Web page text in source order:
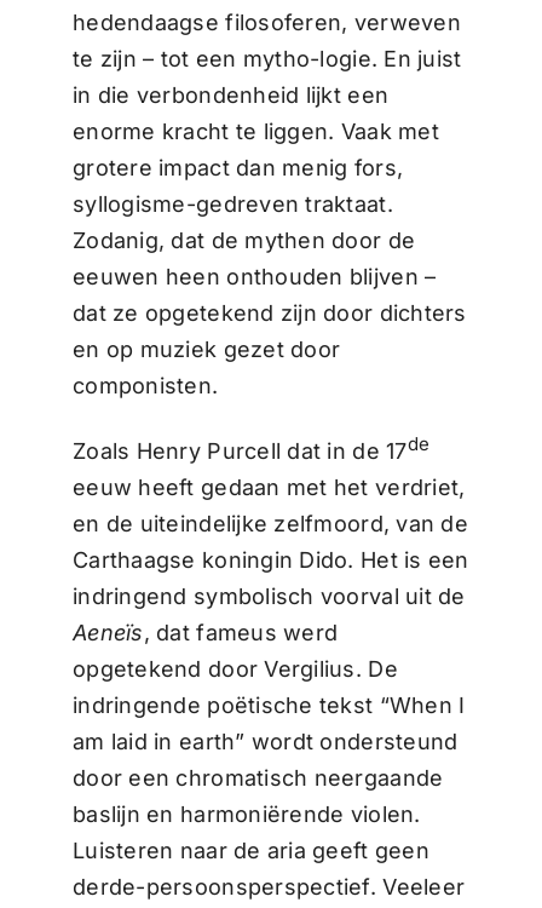
hedendaagse filosoferen, verweven
te zijn – tot een mytho-logie. En juist
in die verbondenheid lijkt een
enorme kracht te liggen. Vaak met
grotere impact dan menig fors,
syllogisme-gedreven traktaat.
Zodanig, dat de mythen door de
eeuwen heen onthouden blijven –
dat ze opgetekend zijn door dichters
en op muziek gezet door
componisten.
Zoals Henry Purcell dat in de 17de
eeuw heeft gedaan met het verdriet,
en de uiteindelijke zelfmoord, van de
Carthaagse koningin Dido. Het is een
indringend symbolisch voorval uit de
Aeneïs, dat fameus werd
opgetekend door Vergilius. De
indringende poëtische tekst “When I
am laid in earth” wordt ondersteund
door een chromatisch neergaande
baslijn en harmoniërende violen.
Luisteren naar de aria geeft geen
derde-persoonsperspectief. Veeleer